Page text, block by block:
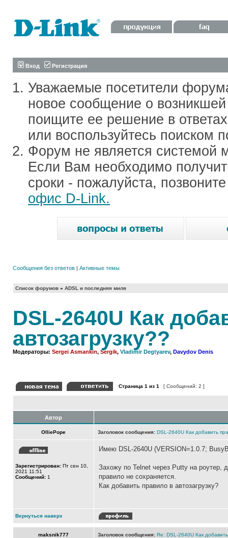
Вход Регистрация
Уважаемые посетители
новое сообщение о
поищите ее решение в
или воспользуйтесь поиском
Форум не является системой
Если Вам необходимо
сроки - пожалуйста,
офис D-Link.
Сообщения без ответов | Активные темы
Список форумов » ADSL и последняя миля
DSL-2640U Как
автозагрузку??
Модераторы: Sergei Asmankin, Sergik, Vladimir Degtyarev, Davydov Denis
Страница 1 из 1 [ Сообщений: 2 ]
Автор
OlliePope Заголовок сообщения: DSL-2640U Как добавить
Зарегистрирован: Пт сен 10,
2021 11:51
Сообщений: 1
Имею DSL-2640U (VERSION=1.0.7;
Захожу по Telnet через Putty на роутер,
правило не сохраняется.
Как добавить правило в автозагрузку?
Вернуться наверх
maksnik777 Заголовок сообщения: Re: DSL-2640U Как